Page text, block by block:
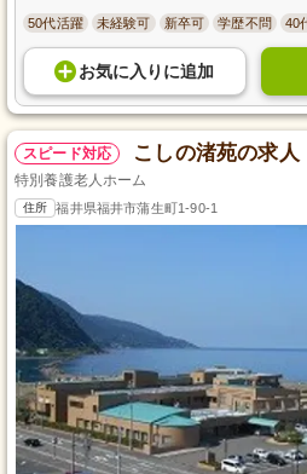
50代活躍 未経験可 新卒可 学歴不問 40
お気に入り に追加
スピード対応 こしの渚苑の求人
特別養護老人ホーム
住所 福井県福井市蒲生町1-90-1